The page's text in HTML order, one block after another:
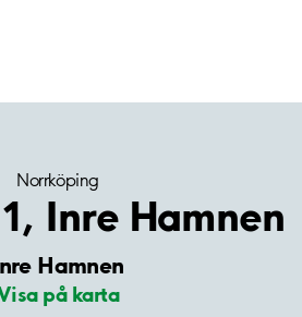
Norrköping
Inre Hamnen
Hamnen
på karta